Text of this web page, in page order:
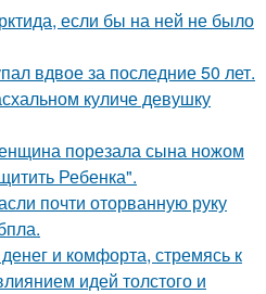
если бы на ней не было
вдвое за последние 50 лет.
куличе девушку
порезала сына ножом
Ребенка".
почти оторванную руку
и комфорта, стремясь к
идей толстого и